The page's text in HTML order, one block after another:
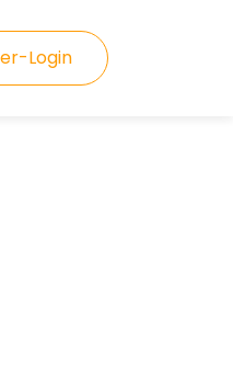
Login